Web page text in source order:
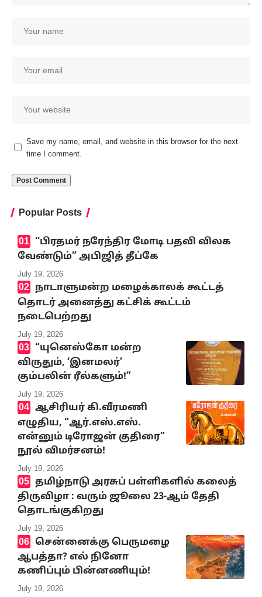
Save my name, email, and website in this browser for the next
time I comment.
Popular Posts
‘‘பிரதமர் நரேந்திர மோடி பதவி விலக
வேண்டும்” அபிஜித் தீப்கே
July 19, 2026
நாடாளுமன்ற மழைக்காலக் கூட்டத்
தொடர் அனைத்து கட்சிக் கூட்டம்
நடைபெற்றது
July 19, 2026
“யுனெஸ்கோ மன்ற
விருதும், ‘இனமலர்’
கும்பலின் ரீல்களும்!”
July 19, 2026
ஆசிரியர் கி.வீரமணி
எழுதிய, “ஆர்.எஸ்.எஸ்.
என்னும் டிரோஜன் குதிரை”
நூல் விமர்சனம்!
July 19, 2026
தமிழ்நாடு அரசுப் பள்ளிகளில் கலைத்
திருவிழா : வரும் ஜூலை 23-ஆம் தேதி
தொடங்குகிறது
July 19, 2026
சென்னைக்கு பெருமழை
ஆபத்தா? எல் நினோ
கணிப்பும் பின்னணியும்!
July 19, 2026